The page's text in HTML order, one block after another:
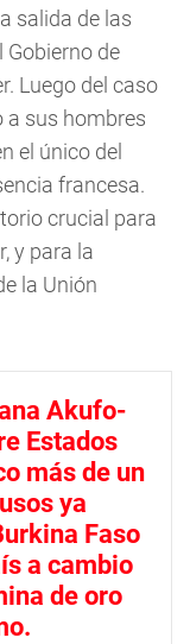
salida de las
de
Luego del caso
a sus hombres
el único del
francesa.
crucial para
y para la
la Unión
Akufo-
Estados
más de un
ya
Faso
a cambio
de oro